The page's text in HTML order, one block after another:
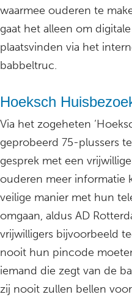
waarmee ouderen te
gaat het alleen om
plaatsvinden via het
babbeltruc.
Hoeksch
Via het zogeheten
geprobeerd 75-plussers
gesprek met een
ouderen meer informatie
veilige manier met hun
omgaan, aldus AD
vrijwilligers bijvoorbeeld
nooit hun pincode
iemand die zegt van de
zij nooit zullen bellen